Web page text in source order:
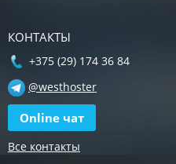
КОНТАКТЫ
+375 (29) 174 36 84
@westhoster
Online чат
Все контакты